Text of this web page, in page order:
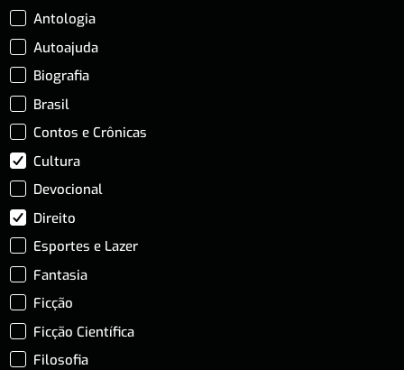
Antologia
Autoajuda
Biografia
Brasil
Contos e Crônicas
Cultura
Devocional
Direito
Esportes e Lazer
Fantasia
Ficção
Ficção Científica
Filosofia